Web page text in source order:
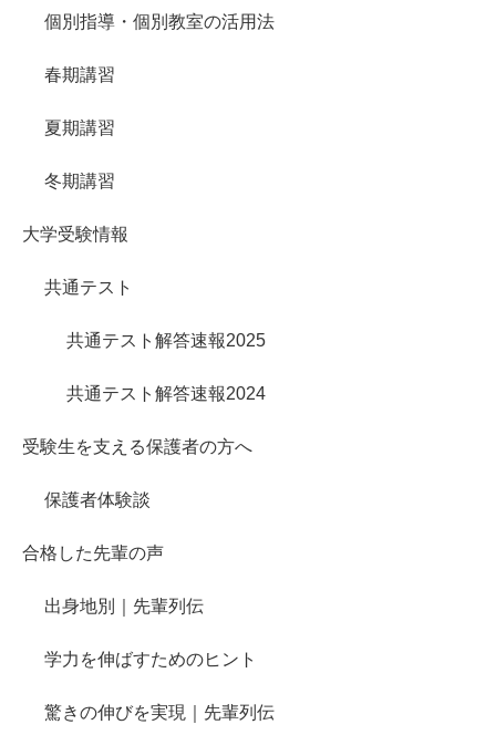
個別指導・個別教室の活用法
春期講習
夏期講習
冬期講習
大学受験情報
共通テスト
共通テスト解答速報2025
共通テスト解答速報2024
受験生を支える保護者の方へ
保護者体験談
合格した先輩の声
出身地別｜先輩列伝
学力を伸ばすためのヒント
驚きの伸びを実現｜先輩列伝